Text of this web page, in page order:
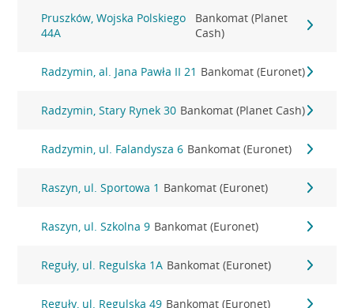
Pruszków, Wojska Polskiego
44A
Bankomat (Planet
Cash)
Radzymin, al. Jana Pawła II 21 Bankomat (Euronet)
Radzymin, Stary Rynek 30 Bankomat (Planet Cash)
Radzymin, ul. Falandysza 6 Bankomat (Euronet)
Raszyn, ul. Sportowa 1 Bankomat (Euronet)
Raszyn, ul. Szkolna 9 Bankomat (Euronet)
Reguły, ul. Regulska 1A Bankomat (Euronet)
Reguły, ul. Regulska 49 Bankomat (Euronet)